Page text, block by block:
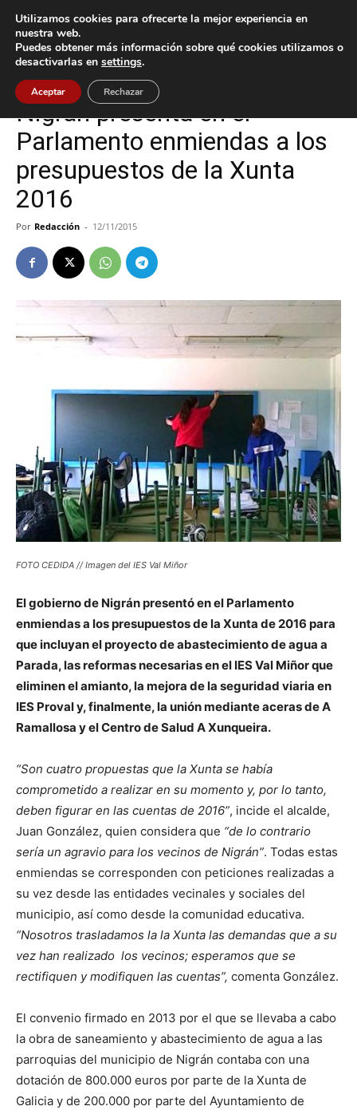
Inicio Nigrán
Nigrán
Nigrán presenta en el
Parlamento enmiendas a los
presupuestos de la Xunta
2016
Por Redacción - 12/11/2015
FOTO CEDIDA // Imagen del IES Val Miñor
El gobierno de Nigrán presentó en el Parlamento
enmiendas a los presupuestos de la Xunta de 2016 para
que incluyan el proyecto de abastecimiento de agua a
Parada, las reformas necesarias en el IES Val Miñor que
eliminen el amianto, la mejora de la seguridad viaria en
IES Proval y, finalmente, la unión mediante aceras de A
Ramallosa y el Centro de Salud A Xunqueira.
“Son cuatro propuestas que la Xunta se había
comprometido a realizar en su momento y, por lo tanto,
deben figurar en las cuentas de 2016”, incide el alcalde,
Juan González, quien considera que “de lo contrario
sería un agravio para los vecinos de Nigrán”. Todas estas
enmiendas se corresponden con peticiones realizadas a
su vez desde las entidades vecinales y sociales del
municipio, así como desde la comunidad educativa.
“Nosotros trasladamos la la Xunta las demandas que a su
vez han realizado los vecinos; esperamos que se
rectifiquen y modifiquen las cuentas”, comenta González.
El convenio firmado en 2013 por el que se llevaba a cabo
la obra de saneamiento y abastecimiento de agua a las
parroquias del municipio de Nigrán contaba con una
dotación de 800.000 euros por parte de la Xunta de
Galicia y de 200.000 por parte del Ayuntamiento de
Utilizamos cookies para ofrecerte la mejor experiencia en
nuestra web.
Puedes obtener más información sobre qué cookies utilizamos o
desactivarlas en settings.
Aceptar Rechazar